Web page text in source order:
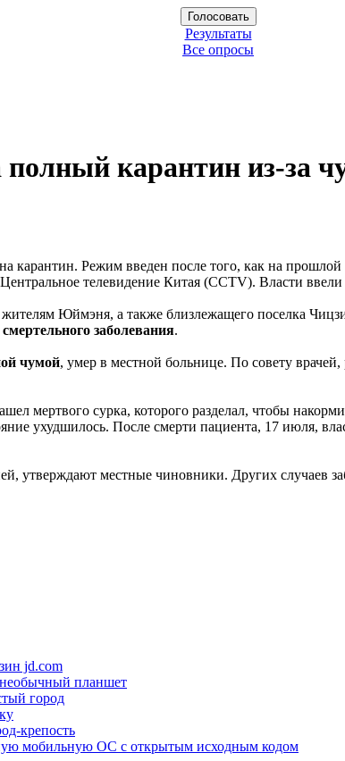
Результаты
Все опросы
карантин из-за
карантин. Режим введен после того, как на
телевидение Китая (CCTV). Власти
Юймэня, а также близлежащего поселка
заболевания.
чумой, умер в местной больнице. По совету
мертвого сурка, которого разделал, чтобы
ухудшилось. После смерти пациента, 17 июля,
утверждают местные чиновники. Других случаев
jd.com
необычный планшет
город
крепость
мобильную ОС с открытым исходным кодом